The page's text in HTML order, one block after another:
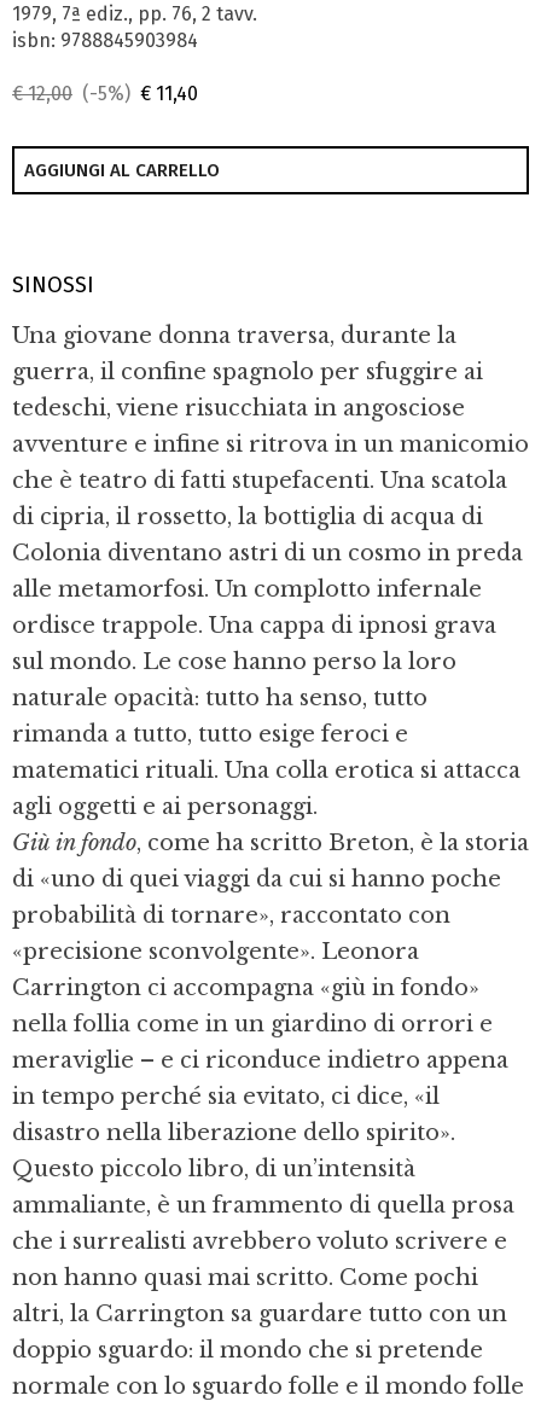
1979, 7ª ediz., pp. 76, 2 tavv.
isbn: 9788845903984
€ 12,00 (-5%) € 11,40
AGGIUNGI AL CARRELLO
SINOSSI
Una giovane donna traversa, durante la
guerra, il confine spagnolo per sfuggire ai
tedeschi, viene risucchiata in angosciose
avventure e infine si ritrova in un manicomio
che è teatro di fatti stupefacenti. Una scatola
di cipria, il rossetto, la bottiglia di acqua di
Colonia diventano astri di un cosmo in preda
alle metamorfosi. Un complotto infernale
ordisce trappole. Una cappa di ipnosi grava
sul mondo. Le cose hanno perso la loro
naturale opacità: tutto ha senso, tutto
rimanda a tutto, tutto esige feroci e
matematici rituali. Una colla erotica si attacca
agli oggetti e ai personaggi.
Giù in fondo, come ha scritto Breton, è la storia
di «uno di quei viaggi da cui si hanno poche
probabilità di tornare», raccontato con
«precisione sconvolgente». Leonora
Carrington ci accompagna «giù in fondo»
nella follia come in un giardino di orrori e
meraviglie – e ci riconduce indietro appena
in tempo perché sia evitato, ci dice, «il
disastro nella liberazione dello spirito».
Questo piccolo libro, di un’intensità
ammaliante, è un frammento di quella prosa
che i surrealisti avrebbero voluto scrivere e
non hanno quasi mai scritto. Come pochi
altri, la Carrington sa guardare tutto con un
doppio sguardo: il mondo che si pretende
normale con lo sguardo folle e il mondo folle